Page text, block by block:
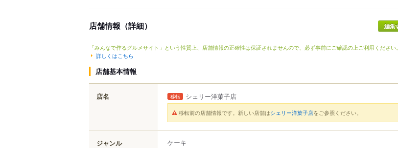
店舗情報（詳細）
「みんなで作るグルメサイト」という性質上、店舗情報の正確性は保証されませんので、必ず事前にご確認の上ご利用ください。
詳しくはこちら
店舗基本情報
店名 移転 シェリー洋菓子店
移転前の店舗情報です。新しい店舗はシェリー洋菓子店をご参照ください。
ジャンル ケーキ